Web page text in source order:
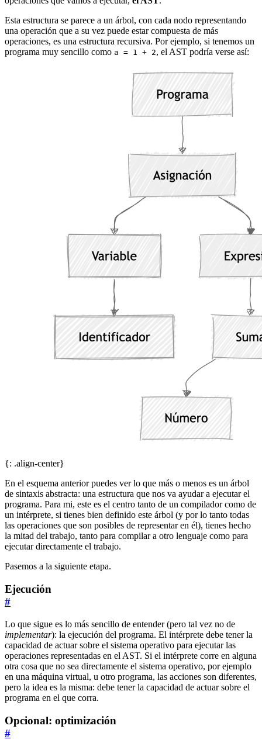
Esta estructura se parece a un árbol, con cada nodo representando
una operación que a su vez puede estar compuesta de más
operaciones, es una estructura recursiva. Por ejemplo, si tenemos un
programa muy sencillo como a = 1 + 2, el AST podría verse así:
{: .align-center}
En el esquema anterior puedes ver lo que más o menos es un árbol
de sintaxis abstracta: una estructura que nos va ayudar a ejecutar el
programa. Para mi, este es el centro tanto de un compilador como de
un intérprete, si tienes bien definido este árbol (y por lo tanto todas
las operaciones que son posibles de representar en él), tienes hecho
la mitad del trabajo, tanto para compilar a otro lenguaje como para
ejecutar directamente el trabajo.
Pasemos a la siguiente etapa.
Ejecución
#
Lo que sigue es lo más sencillo de entender (pero tal vez no de
implementar): la ejecución del programa. El intérprete debe tener la
capacidad de actuar sobre el sistema operativo para ejecutar las
operaciones representadas en el AST. Si el intérprete corre en alguna
otra cosa que no sea directamente el sistema operativo, por ejemplo
en una máquina virtual, u otro programa, las acciones son diferentes,
pero la idea es la misma: debe tener la capacidad de actuar sobre el
programa en el que corra.
Opcional: optimización
#